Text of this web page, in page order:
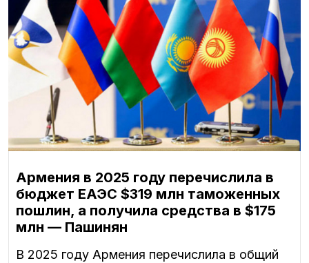
Армения в 2025 году перечислила в
бюджет ЕАЭС $319 млн таможенных
пошлин, а получила средства в $175
млн — Пашинян
В 2025 году Армения перечислила в общий